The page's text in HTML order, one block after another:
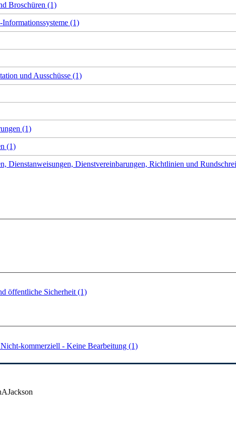
Broschüren (1)
(1)
und Ausschüsse (1)
(1)
(1)
Dienstanweisungen, Dienstvereinbarungen, Richtlinien und
öffentliche Sicherheit (1)
kommerziell - Keine Bearbeitung (1)